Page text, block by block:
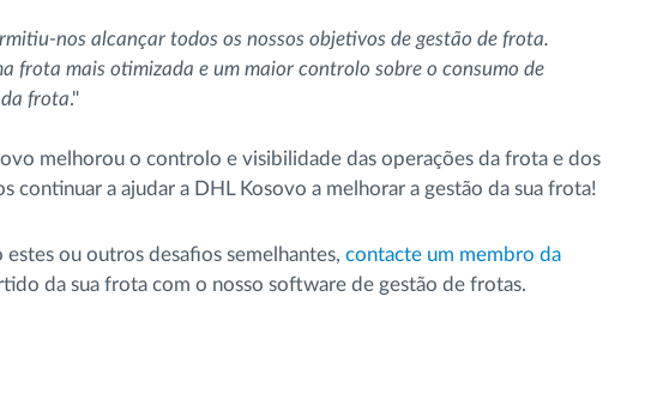
nos alcançar todos os nossos objetivos de gestão de frota.
frota mais otimizada e um maior controlo sobre o consumo de
frota."
melhorou o controlo e visibilidade das operações da frota e dos
continuar a ajudar a DHL Kosovo a melhorar a gestão da sua frota!
ou outros desafios semelhantes, contacte um membro da
da sua frota com o nosso software de gestão de frotas.